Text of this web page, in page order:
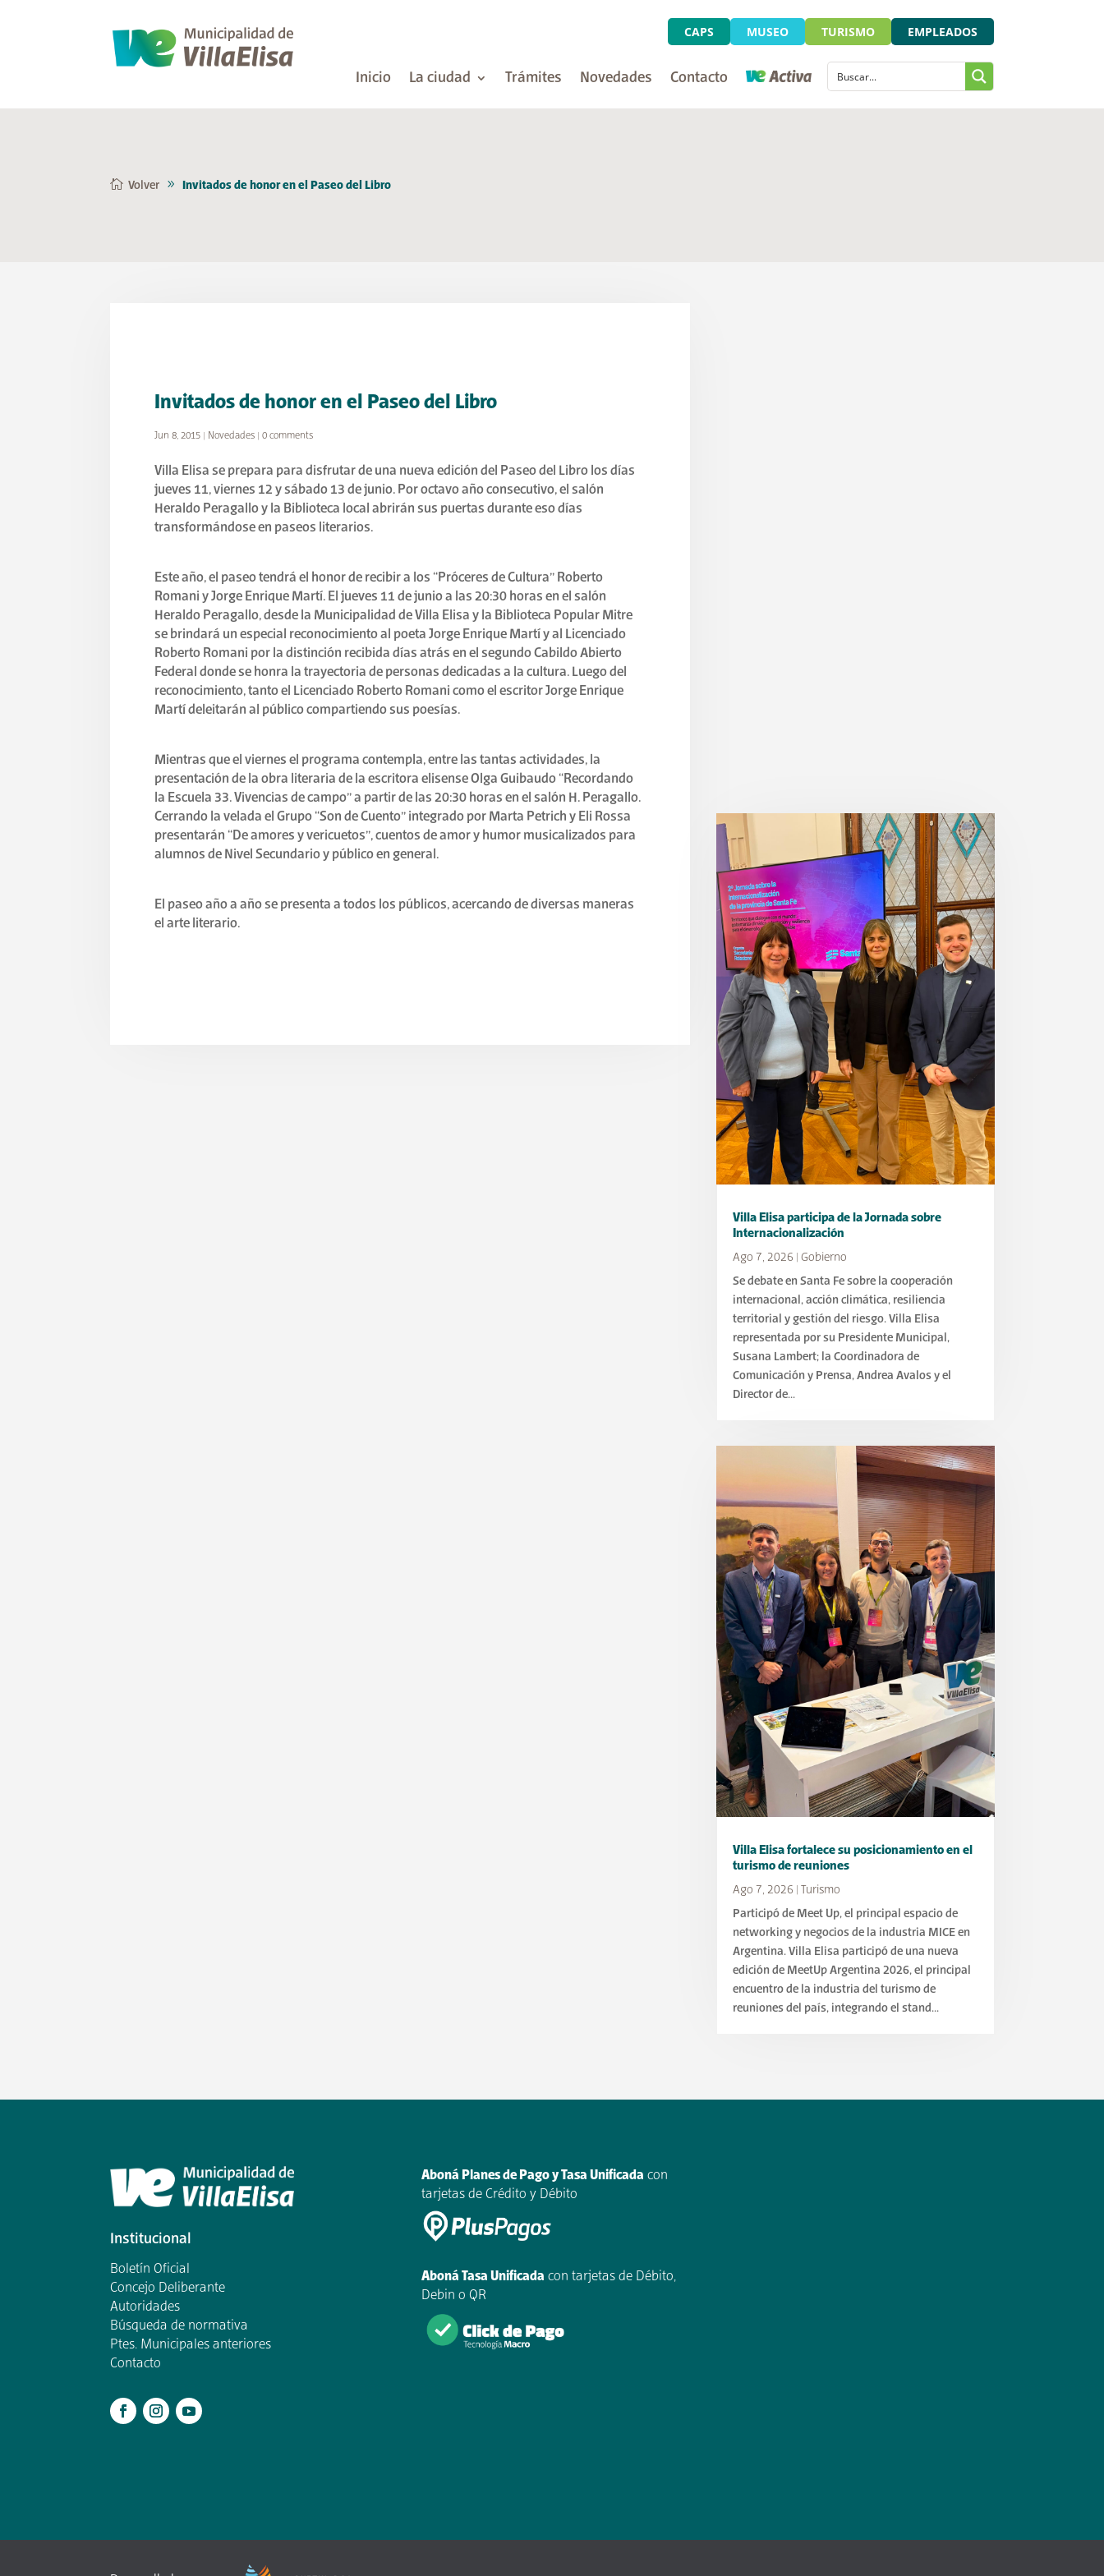
CAPS MUSEO TURISMO EMPLEADOS
Inicio La ciudad Trámites Novedades Contacto
Volver Invitados de honor en el Paseo del Libro
Invitados de honor en el Paseo del Libro
Jun 8, 2015 | Novedades |0 comments
Villa Elisa se prepara para disfrutar de una nueva edición del Paseo del Libro los días
jueves 11, viernes 12 y sábado 13 de junio. Por octavo año consecutivo, el salón
Heraldo Peragallo y la Biblioteca local abrirán sus puertas durante eso días
transformándose en paseos literarios.
Este año, el paseo tendrá el honor de recibir a los “Próceres de Cultura” Roberto
Romani y Jorge Enrique Martí. El jueves 11 de junio a las 20:30 horas en el salón
Heraldo Peragallo, desde la Municipalidad de Villa Elisa y la Biblioteca Popular Mitre
se brindará un especial reconocimiento al poeta Jorge Enrique Martí y al Licenciado
Roberto Romani por la distinción recibida días atrás en el segundo Cabildo Abierto
Federal donde se honra la trayectoria de personas dedicadas a la cultura. Luego del
reconocimiento, tanto el Licenciado Roberto Romani como el escritor Jorge Enrique
Martí deleitarán al público compartiendo sus poesías.
Mientras que el viernes el programa contempla, entre las tantas actividades, la
presentación de la obra literaria de la escritora elisense Olga Guibaudo “Recordando
la Escuela 33. Vivencias de campo” a partir de las 20:30 horas en el salón H. Peragallo.
Cerrando la velada el Grupo “Son de Cuento” integrado por Marta Petrich y Eli Rossa
presentarán “De amores y vericuetos”, cuentos de amor y humor musicalizados para
alumnos de Nivel Secundario y público en general.
El paseo año a año se presenta a todos los públicos, acercando de diversas maneras
el arte literario.
Villa Elisa participa de la Jornada sobre
Internacionalización
Ago 7, 2026
Gobierno
Se debate en Santa Fe sobre la cooperación
internacional, acción climática, resiliencia
territorial y gestión del riesgo. Villa Elisa
representada por su Presidente Municipal,
Susana Lambert; la Coordinadora de
Comunicación y Prensa, Andrea Avalos y el
Director de...
Villa Elisa fortalece su posicionamiento en el
turismo de reuniones
Ago 7, 2026
Turismo
Participó de Meet Up, el principal espacio de
networking y negocios de la industria MICE en
Argentina. Villa Elisa participó de una nueva
edición de MeetUp Argentina 2026, el principal
encuentro de la industria del turismo de
reuniones del país, integrando el stand...
Institucional
Boletín Oficial
Concejo Deliberante
Autoridades
Búsqueda de normativa
Ptes. Municipales anteriores
Contacto
Aboná Planes de Pago y Tasa Unificada con
tarjetas de Crédito y Débito
Aboná Tasa Unificada con tarjetas de Débito,
Debin o QR